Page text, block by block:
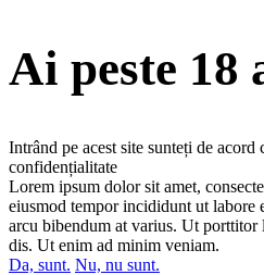
Ai peste 18
Intrând pe acest site sunteți de acord
confidențialitate
Lorem ipsum dolor sit amet,
eiusmod tempor incididunt ut labore
arcu bibendum at varius. Ut porttitor
dis. Ut enim ad minim veniam.
Da, sunt. Nu, nu sunt.